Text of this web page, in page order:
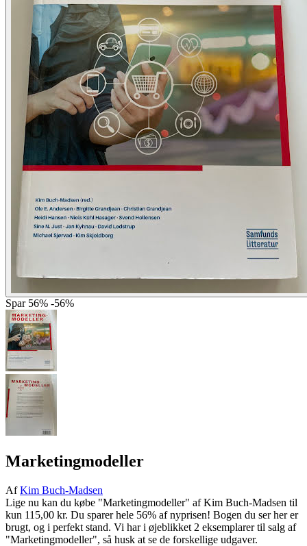
Spar 56% -56%
Marketingmodeller
AfKim Buch-Madsen
Lige nu kan du købe "Marketingmodeller" af Kim Buch-Madsen til
kun 115,00 kr. Du sparer hele 56% af nyprisen! Bogen du ser her er
brugt, og i perfekt stand. Vi har i øjeblikket 2 eksemplarer til salg af
"Marketingmodeller", så husk at se de forskellige udgaver.